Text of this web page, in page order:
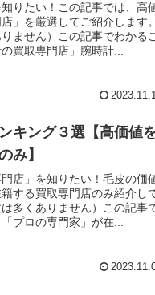
りたい！この記事では、高
」を厳選してご紹介します。
ません）この記事でわかる
買取専門店」腕時計...
キング３選【高価値
み】
店」を知りたい！毛皮の価
する買取専門店のみ紹介し
多くありません）この記事
プロの専門家」が在...